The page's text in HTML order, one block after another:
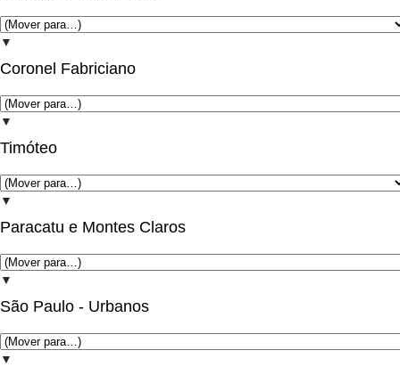
▼
Coronel Fabriciano
▼
Timóteo
▼
Paracatu e Montes Claros
▼
São Paulo - Urbanos
▼